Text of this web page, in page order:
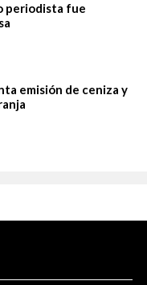
periodista fue
emisión de ceniza y